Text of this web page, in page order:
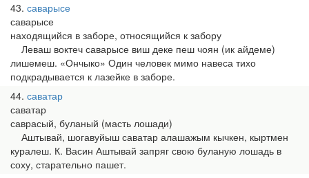
43 саварысе
саварысе
находящийся в заборе, относящийся к забору
Леваш воктеч саварысе виш деке пеш чоян (ик айдеме)
лишемеш. «Ончыко» Один человек мимо навеса тихо
подкрадывается к лазейке в заборе.
44 саватар
саватар
саврасый, буланый (масть лошади)
Аштывай, шогавуйыш саватар алашажым кычкен, кыртмен
куралеш. К. Васин Аштывай запряг свою буланую лошадь в
соху, старательно пашет.